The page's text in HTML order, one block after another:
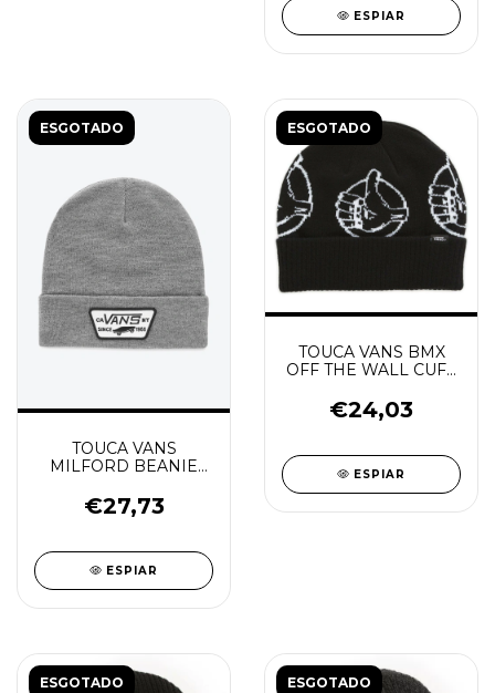
ESPIAR
ESGOTADO
TOUCA VANS
MILFORD BEANIE
€27,73
ESPIAR
ESGOTADO
TOUCA VANS BMX
OFF THE WALL CUFF
€24,03
ESPIAR
ESGOTADO ESGOTADO